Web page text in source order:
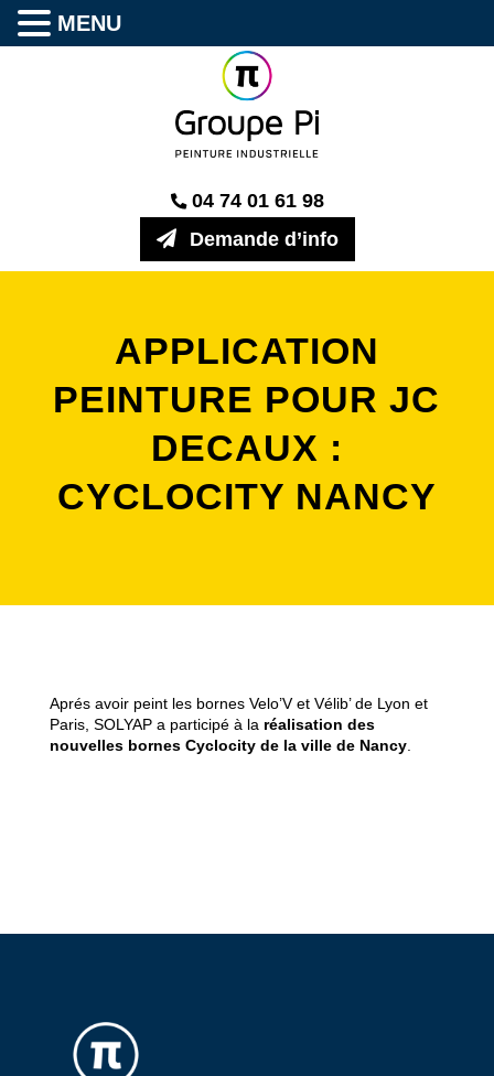
04 74 01 61 98
Demande d’info
APPLICATION
PEINTURE POUR JC
DECAUX :
CYCLOCITY NANCY
Aprés avoir peint les bornes Velo’V et Vélib’ de Lyon et
Paris, SOLYAP a participé à la réalisation des
nouvelles bornes Cyclocity de la ville de Nancy.
MENU